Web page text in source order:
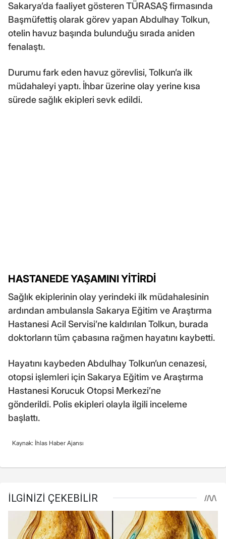
Sakarya’da faaliyet gösteren TÜRASAŞ firmasında
Başmüfettiş olarak görev yapan Abdulhay Tolkun,
otelin havuz başında bulunduğu sırada aniden
fenalaştı.
Durumu fark eden havuz görevlisi, Tolkun’a ilk
müdahaleyi yaptı. İhbar üzerine olay yerine kısa
sürede sağlık ekipleri sevk edildi.
HASTANEDE YAŞAMINI YİTİRDİ
Sağlık ekiplerinin olay yerindeki ilk müdahalesinin
ardından ambulansla Sakarya Eğitim ve Araştırma
Hastanesi Acil Servisi’ne kaldırılan Tolkun, burada
doktorların tüm çabasına rağmen hayatını kaybetti.
Hayatını kaybeden Abdulhay Tolkun’un cenazesi,
otopsi işlemleri için Sakarya Eğitim ve Araştırma
Hastanesi Korucuk Otopsi Merkezi’ne
gönderildi. Polis ekipleri olayla ilgili inceleme
başlattı.
Kaynak: İhlas Haber Ajansı